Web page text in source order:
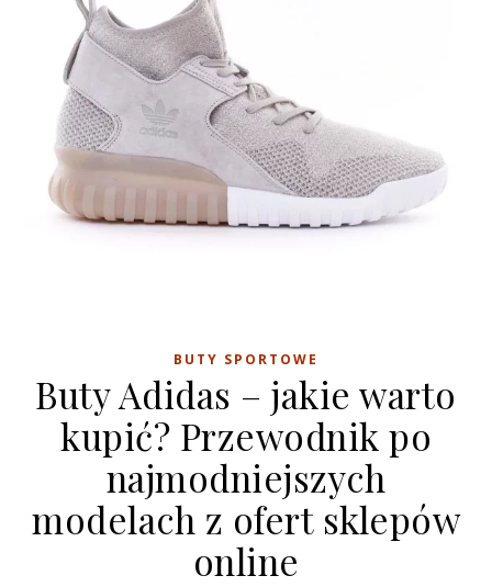
BUTY SPORTOWE
Buty Adidas – jakie warto
kupić? Przewodnik po
najmodniejszych
modelach z ofert sklepów
online